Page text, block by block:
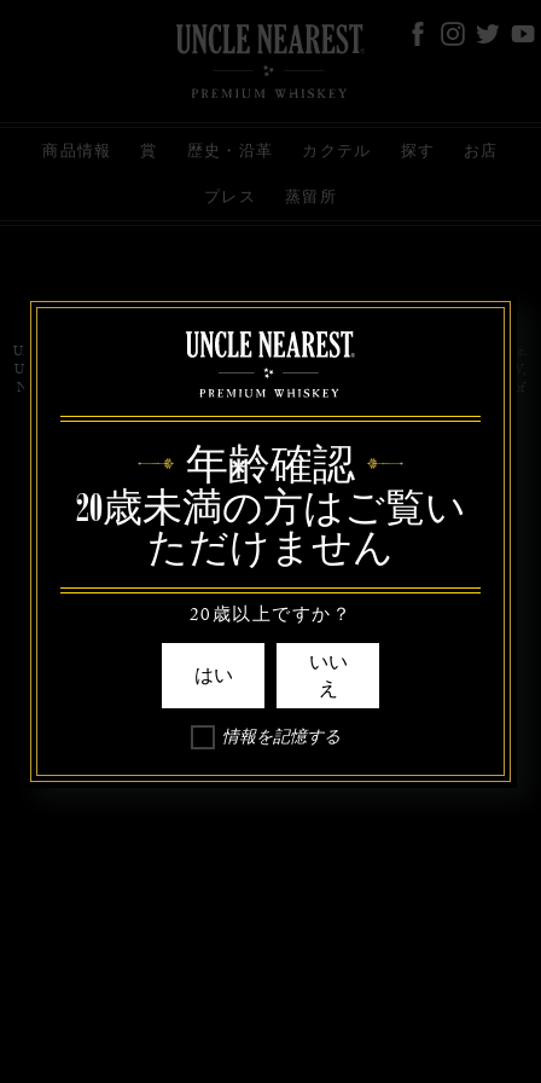
商品情報 賞 歴史・沿革 カクテル 探す お店
プレス 蒸留所
お問い合わせ 代理店 規約と条件
プライバシー
Uncle Nearest Premium Whiskey is wholly and independently owned by Uncle Nearest, Inc.
UNCLE NEAREST, THE BEST WHISKEY MAKER THE WORLD NEVER KNEW,
NATHAN GREEN, NEAREST GREEN, and DRINK HONORABLY are trademarks of
年齢確認
20歳未満の方はご覧い
ただけません
20歳以上ですか？
はい
いい
え
情報を記憶する